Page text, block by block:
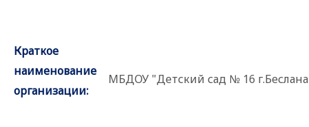
Краткое
наименование
организации:
МБДОУ "Детский сад № 16